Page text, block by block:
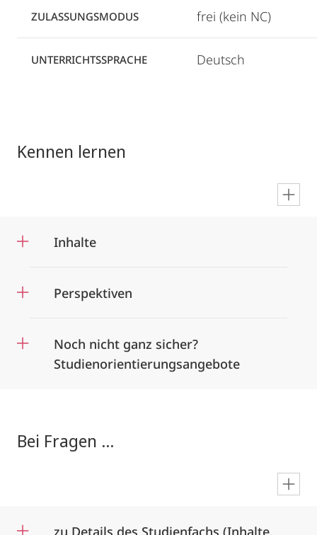
ZULASSUNGSMODUS frei (kein NC)
UNTERRICHTSSPRACHE Deutsch
Kennen lernen
Inhalte
Perspektiven
Noch nicht ganz sicher?
Studienorientierungsangebote
Bei Fragen ...